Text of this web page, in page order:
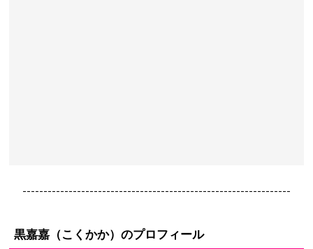
----------------------------------------------------------------
黒嘉嘉（こくかか）のプロフィール